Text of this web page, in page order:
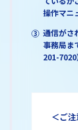
操作マニ
通信がさ
事務局ま
201-7020
＜ご